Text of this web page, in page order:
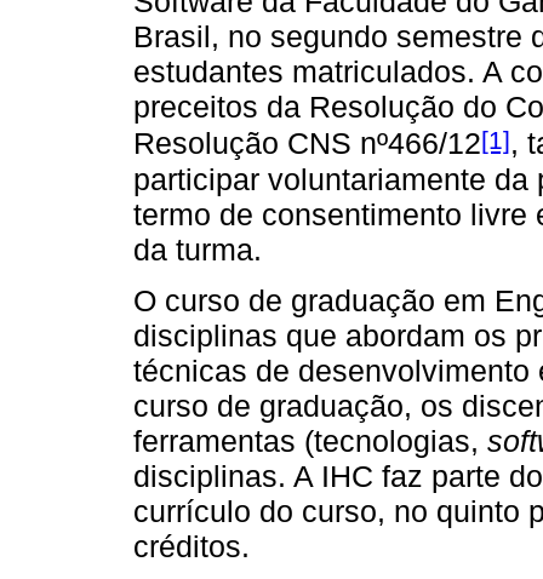
Brasil, no segundo semestre
estudantes matriculados. A
preceitos da Resolução do
Resolução CNS nº466/12[1],
participar voluntariamente
termo de consentimento livre
da turma.
O curso de graduação em
disciplinas que abordam os
técnicas de
curso de graduação, os
ferramentas (tecnologias,
disciplinas. A IHC faz parte
currículo do curso, no quinto
créditos.